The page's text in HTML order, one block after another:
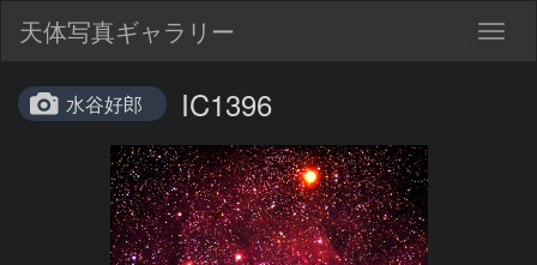
天体写真ギャラリー
水谷好郎 IC1396